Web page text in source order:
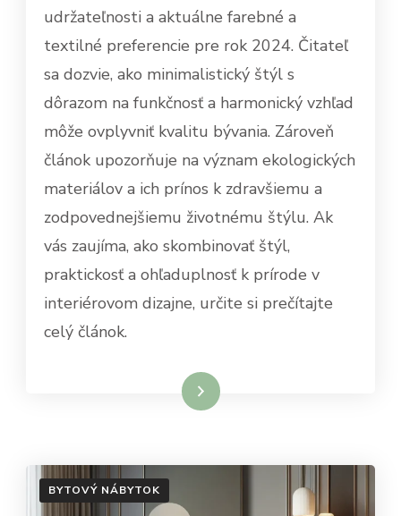
udržateľnosti a aktuálne farebné a
textilné preferencie pre rok 2024. Čitateľ
sa dozvie, ako minimalistický štýl s
dôrazom na funkčnosť a harmonický vzhľad
môže ovplyvniť kvalitu bývania. Zároveň
článok upozorňuje na význam ekologických
materiálov a ich prínos k zdravšiemu a
zodpovednejšiemu životnému štýlu. Ak
vás zaujíma, ako skombinovať štýl,
praktickosť a ohľaduplnosť k prírode v
interiérovom dizajne, určite si prečítajte
celý článok.
Dowiedz się więcej
BYTOVÝ NÁBYTOK